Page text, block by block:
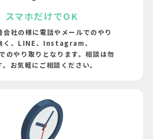
スマホだけでOK
会社の様に電話やメールでのやり
く、LINE、Instagram、
やり取りとなります。相談は勿
お気軽にご相談ください。